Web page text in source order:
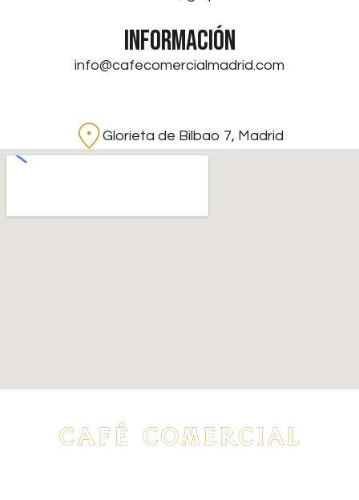
INFORMACIÓN
info@cafecomercialmadrid.com
Glorieta de Bilbao 7, Madrid